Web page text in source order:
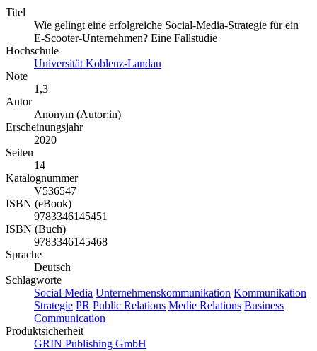
Titel
Wie gelingt eine erfolgreiche Social-Media-Strategie für ein
E-Scooter-Unternehmen? Eine Fallstudie
Hochschule
Universität Koblenz-Landau
Note
1,3
Autor
Anonym (Autor:in)
Erscheinungsjahr
2020
Seiten
14
Katalognummer
V536547
ISBN (eBook)
9783346145451
ISBN (Buch)
9783346145468
Sprache
Deutsch
Schlagworte
Social Media Unternehmenskommunikation Kommunikation
Strategie PR Public Relations Medie Relations Business
Communication
Produktsicherheit
GRIN Publishing GmbH